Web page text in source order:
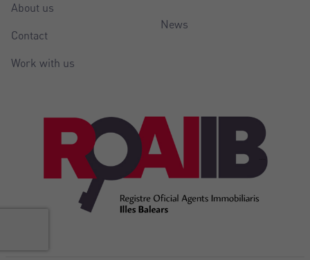
About us
Contact
Work with us
News